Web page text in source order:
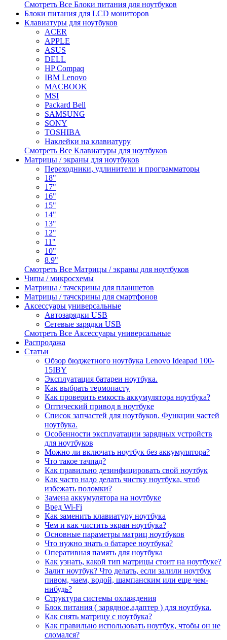
Смотреть Все Блоки питания для ноутбуков
Блоки питания для LCD мониторов
Клавиатуры для ноутбуков
ACER
APPLE
ASUS
DELL
HP Compaq
IBM Lenovo
MACBOOK
MSI
Packard Bell
SAMSUNG
SONY
TOSHIBA
Наклейки на клавиатуру
Смотреть Все Клавиатуры для ноутбуков
Матрицы / экраны для ноутбуков
Переходники, удлинители и программаторы
18"
17"
16"
15"
14"
13"
12"
11"
10"
8.9"
Смотреть Все Матрицы / экраны для ноутбуков
Чипы / микросхемы
Матрицы / тачскрины для планшетов
Матрицы / тачскрины для смартфонов
Аксессуары универсальные
Автозарядки USB
Сетевые зарядки USB
Смотреть Все Аксессуары универсальные
Распродажа
Статьи
Обзор бюджетного ноутбука Lenovo Ideapad 100-
15IBY
Эксплуатация батареи ноутбука.
Как выбрать термопасту
Как проверить емкость аккумулятора ноутбука?
Оптический привод в ноутбуке
Список запчастей для ноутбуков. Функции частей
ноутбука.
Особенности эксплуатации зарядных устройств
для ноутбуков
Можно ли включать ноутбук без аккумулятора?
Что такое тачпад?
Как правильно дезинфицировать свой ноутбук
Как часто надо делать чистку ноутбука, чтоб
избежать поломки?
Замена аккумулятора на ноутбуке
Вред Wi-Fi
Как заменить клавиатуру ноутбука
Чем и как чистить экран ноутбука?
Основные параметры матриц ноутбуков
Что нужно знать о батарее ноутбука?
Оперативная память для ноутбука
Как узнать, какой тип матрицы стоит на ноутбуке?
Залит ноутбук? Что делать, если залили ноутбук
пивом, чаем, водой, шампанским или еще чем-
нибудь?
Структура системы охлаждения
Блок питания ( зарядное,адаптер ) для ноутбука.
Как снять матрицу с ноутбука?
Как правильно использовать ноутбук, чтобы он не
сломался?